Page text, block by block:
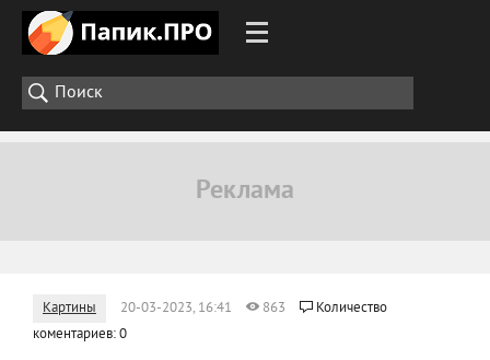
Картины 20-03-2023, 16:41 863
Количество
коментариев: 0